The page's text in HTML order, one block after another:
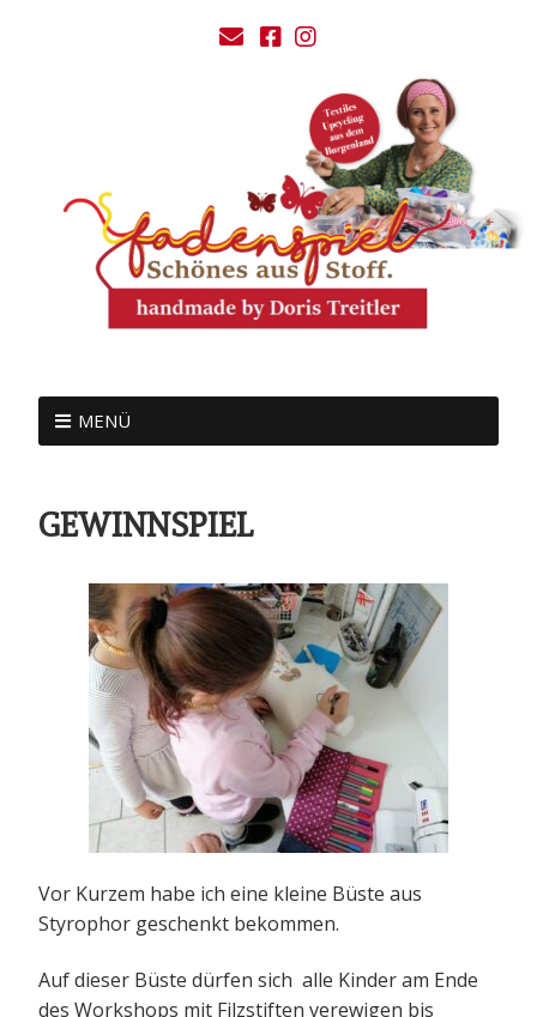
MENÜ
GEWINNSPIEL
Vor Kurzem habe ich eine kleine Büste aus
Styrophor geschenkt bekommen.
Auf dieser Büste dürfen sich alle Kinder am Ende
des Workshops mit Filzstiften verewigen bis